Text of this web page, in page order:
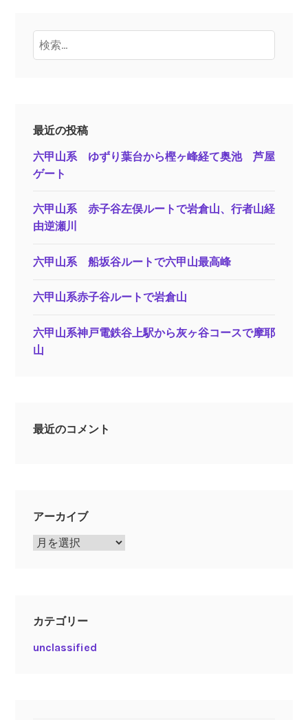
検
索:
最近の投稿
六甲山系 ゆずり葉台から樫ヶ峰経て奥池 芦屋
ゲート
六甲山系 赤子谷左俣ルートで岩倉山、行者山経
由逆瀬川
六甲山系 船坂谷ルートで六甲山最高峰
六甲山系赤子谷ルートで岩倉山
六甲山系神戸電鉄谷上駅から灰ヶ谷コースで摩耶
山
最近のコメント
アーカイブ
ア
カテゴリー
unclassified